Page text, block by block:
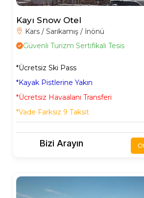
Kayı Snow Otel
Kars / Sarıkamış / İnönü
Güvenli Turizm Sertifikalı Tesis
*Ücretsiz Ski Pass
*Kayak Pistlerine Yakın
*Ücretsiz Havaalanı Transferi
*Vade Farksız 9 Taksit
Bizi Arayın